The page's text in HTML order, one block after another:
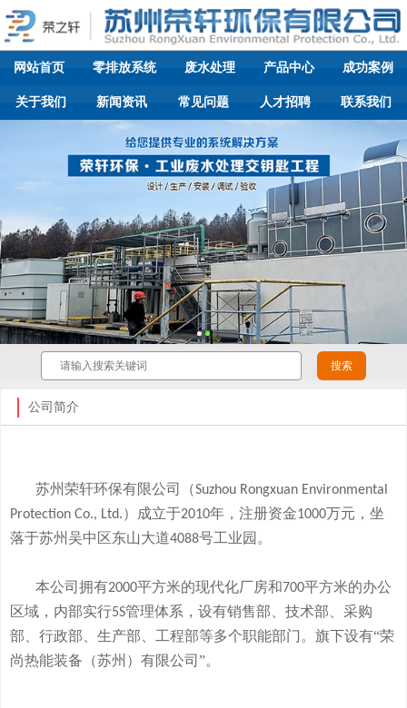
网站首页 零排放系统 废水处理 产品中心 成功案例
关于我们 新闻资讯 常见问题 人才招聘 联系我们
公司简介
苏州荣轩环保有限公司（Suzhou Rongxuan Environmental
Protection Co., Ltd.）成立于2010年，注册资金1000万元，坐
落于苏州吴中区东山大道4088号工业园。
本公司拥有2000平方米的现代化厂房和700平方米的办公
区域，内部实行5S管理体系，设有销售部、技术部、采购
部、行政部、生产部、工程部等多个职能部门。旗下设有“荣
尚热能装备（苏州）有限公司”。